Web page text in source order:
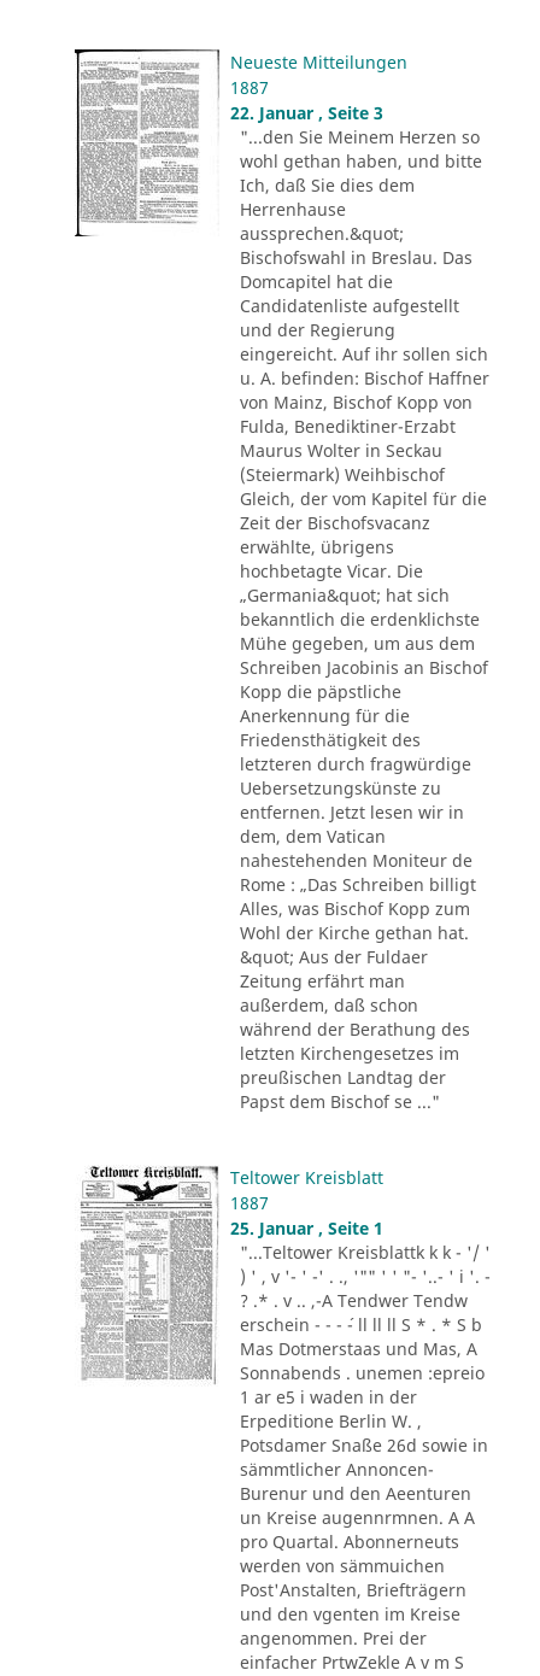
Neueste Mitteilungen
1887
22. Januar , Seite 3
"...den Sie Meinem Herzen so
wohl gethan haben, und bitte
Ich, daß Sie dies dem
Herrenhause
aussprechen.&quot;
Bischofswahl in Breslau. Das
Domcapitel hat die
Candidatenliste aufgestellt
und der Regierung
eingereicht. Auf ihr sollen sich
u. A. befinden: Bischof Haffner
von Mainz, Bischof Kopp von
Fulda, Benediktiner-Erzabt
Maurus Wolter in Seckau
(Steiermark) Weihbischof
Gleich, der vom Kapitel für die
Zeit der Bischofsvacanz
erwählte, übrigens
hochbetagte Vicar. Die
„Germania&quot; hat sich
bekanntlich die erdenklichste
Mühe gegeben, um aus dem
Schreiben Jacobinis an Bischof
Kopp die päpstliche
Anerkennung für die
Friedensthätigkeit des
letzteren durch fragwürdige
Uebersetzungskünste zu
entfernen. Jetzt lesen wir in
dem, dem Vatican
nahestehenden Moniteur de
Rome : „Das Schreiben billigt
Alles, was Bischof Kopp zum
Wohl der Kirche gethan hat.
&quot; Aus der Fuldaer
Zeitung erfährt man
außerdem, daß schon
während der Berathung des
letzten Kirchengesetzes im
preußischen Landtag der
Papst dem Bischof se ..."
Teltower Kreisblatt
1887
25. Januar , Seite 1
"...Teltower Kreisblattk k k - '/ '
) ' , v '- ' -' . ., '"" ' ' "- '..- ' i '. -
? .* . v .. ,-A Tendwer Tendw
erschein - - - ´- ll ll ll S * . * S b
Mas Dotmerstaas und Mas, A
Sonnabends . unemen :epreio
1 ar e5 i waden in der
Erpeditione Berlin W. ,
Potsdamer Snaße 26d sowie in
sämmtlicher Annoncen-
Burenur und den Aeenturen
un Kreise augennrmnen. A A
pro Quartal. Abonnerneuts
werden von sämmuichen
Post'Anstalten, Briefträgern
und den vgenten im Kreise
angenommen. Prei der
einfacher PrtwZekle A v m S